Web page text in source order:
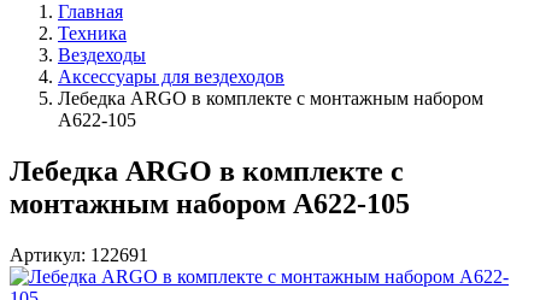
Главная
Техника
Вездеходы
Аксессуары для вездеходов
Лебедка ARGO в комплекте с монтажным набором
А622-105
Лебедка ARGO в комплекте с
монтажным набором А622-105
Артикул: 122691